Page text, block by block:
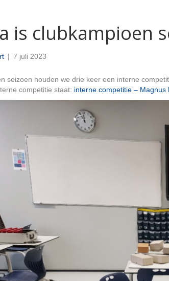
is clubkampioen
| 7 juli 2023
seizoen houden we drie keer een interne
competitie staat: interne competitie –